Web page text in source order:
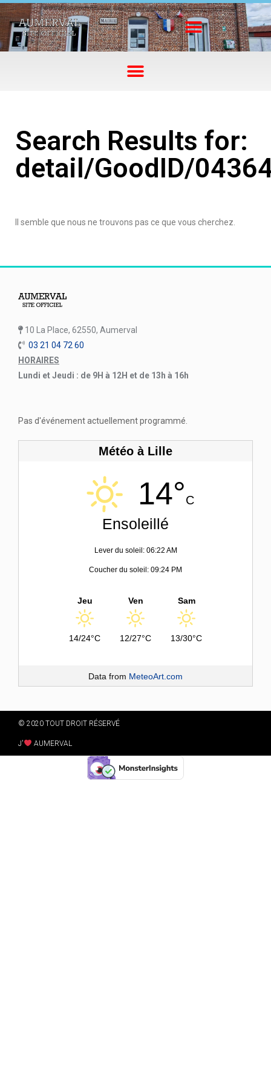
Search Results for:
detail/GoodID/
Il semble que nous ne trouvons pas ce que vous cherchez.
10 La Place, 62550, Aumerval
03 21 04 72 60
HORAIRES
Lundi et Jeudi : de 9H à 12H et de 13h à 16h
Pas d'événement actuellement programmé.
Météo à Lille
14°C
Ensoleillé
Lever du soleil: 06:22 AM
Coucher du soleil: 09:24 PM
Jeu
14/24°C
Ven
12/27°C
Sam
13/30°C
Data from MeteoArt.com
© 2020 TOUT DROIT RÉSERVÉ
J' AUMERVAL